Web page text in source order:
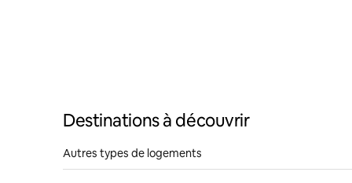
Destinations à découvrir
Autres types de logements